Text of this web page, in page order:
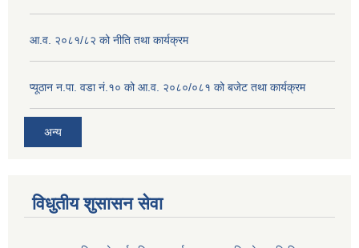
आ.व. २०८१/८२ को नीति तथा कार्यक्रम
प्यूठान न.पा. वडा नं.१० को आ.व. २०८०/०८१ को बजेट तथा कार्यक्रम
अन्य
विधुतीय शुसासन सेवा